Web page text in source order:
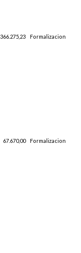
366.275,23 Formalizacion
67.670,00 Formalizacion